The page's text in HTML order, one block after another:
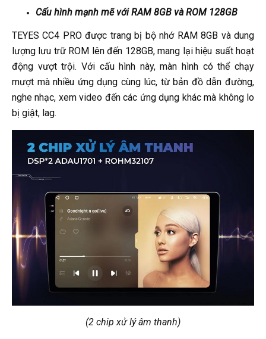
Cấu hình mạnh mẽ với RAM 8GB và ROM 128GB
TEYES CC4 PRO được trang bị bộ nhớ RAM 8GB và dung
lượng lưu trữ ROM lên đến 128GB, mang lại hiệu suất hoạt
động vượt trội. Với cấu hình này, màn hình có thể chạy
mượt mà nhiều ứng dụng cùng lúc, từ bản đồ dẫn đường,
nghe nhạc, xem video đến các ứng dụng khác mà không lo
bị giật, lag.
(2 chip xử lý âm thanh)